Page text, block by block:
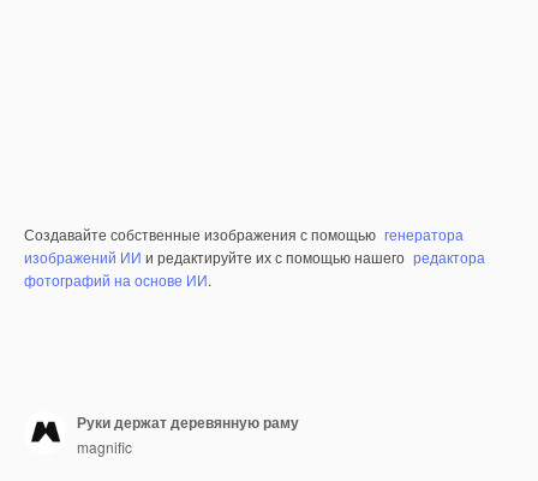
Создавайте собственные изображения с помощью генератора
изображений ИИ и редактируйте их с помощью нашего редактора
фотографий на основе ИИ.
Руки держат деревянную раму
magnific